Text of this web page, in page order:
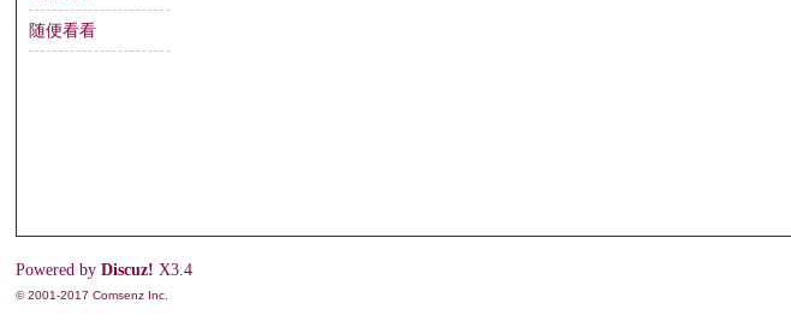
随便看看
Powered byDiscuz! X3.4
© 2001-2017Comsenz Inc.